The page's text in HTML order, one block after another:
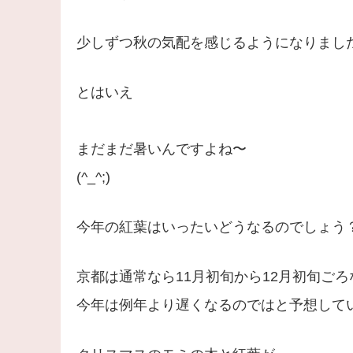
少しずつ秋の気配を感じるようになりまし
とはいえ
まだまだ暑いんですよね〜
(^_^;)
今年の紅葉はいったいどうなるのでしょう
京都は通常なら11月初旬から12月初旬ごろ
今年は例年より遅くなるのではと予想して